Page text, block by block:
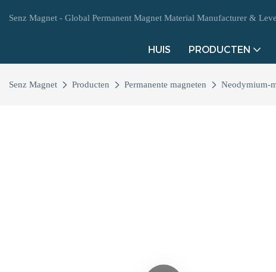
Senz Magnet - Global Permanent Magnet Material Manufacturer &
HUIS PRODUCTEN
Senz Magnet Producten Permanente magneten Neodymium-